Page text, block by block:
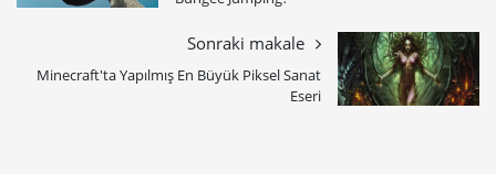
Sonraki makale
Minecraft'ta Yapılmış En Büyük Piksel Sanat
Eseri